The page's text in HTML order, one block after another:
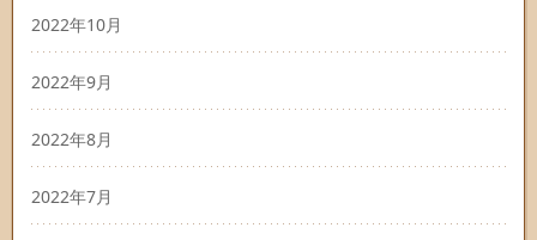
2022年10月
2022年9月
2022年8月
2022年7月